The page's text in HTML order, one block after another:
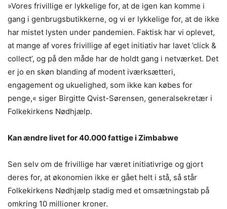
»Vores frivillige er lykkelige for, at de igen kan komme i
gang i genbrugsbutikkerne, og vi er lykkelige for, at de ikke
har mistet lysten under pandemien. Faktisk har vi oplevet,
at mange af vores frivillige af eget initiativ har lavet ’click &
collect’, og på den måde har de holdt gang i netværket. Det
er jo en skøn blanding af modent iværksætteri,
engagement og ukuelighed, som ikke kan købes for
penge,« siger Birgitte Qvist-Sørensen, generalsekretær i
Folkekirkens Nødhjælp.
Kan ændre livet for 40.000 fattige i Zimbabwe
Sen selv om de frivillige har været initiativrige og gjort
deres for, at økonomien ikke er gået helt i stå, så står
Folkekirkens Nødhjælp stadig med et omsætningstab på
omkring 10 millioner kroner.